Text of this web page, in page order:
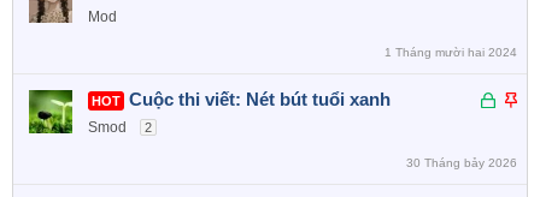
Mod
1 Tháng mười hai 2024
Đ
h
D
HOT Cuộc thi viết: Nét bút tuổi xanh
Smod 2
30 Tháng bảy 2026